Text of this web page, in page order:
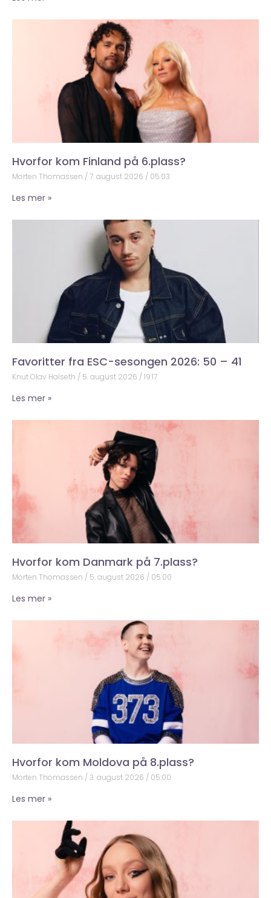
Hvorfor kom Finland på 6.plass?
Morten Thomassen 7. august 2026 05:03
Les mer »
Favoritter fra ESC-sesongen 2026: 50 – 41
Knut Olav Halseth 5. august 2026 19:17
Les mer »
Hvorfor kom Danmark på 7.plass?
Morten Thomassen 5. august 2026 05:00
Les mer »
Hvorfor kom Moldova på 8.plass?
Morten Thomassen 3. august 2026 05:00
Les mer »